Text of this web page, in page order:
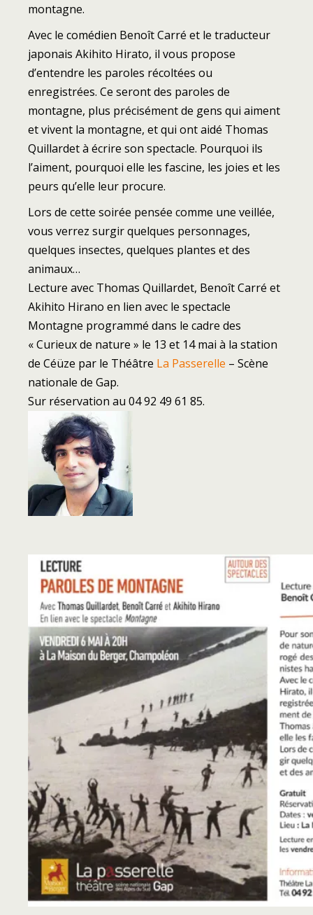
montagne.
Avec le comédien Benoît Carré et le traducteur
japonais Akihito Hirato, il vous propose
d’entendre les paroles récoltées ou
enregistrées. Ce seront des paroles de
montagne, plus précisément de gens qui aiment
et vivent la montagne, et qui ont aidé Thomas
Quillardet à écrire son spectacle. Pourquoi ils
l’aiment, pourquoi elle les fascine, les joies et les
peurs qu’elle leur procure.
Lors de cette soirée pensée comme une veillée,
vous verrez surgir quelques personnages,
quelques insectes, quelques plantes et des
animaux…
Lecture avec Thomas Quillardet, Benoît Carré et
Akihito Hirano en lien avec le spectacle
Montagne programmé dans le cadre des
« Curieux de nature » le 13 et 14 mai à la station
de Céüze par le Théâtre La Passerelle – Scène
nationale de Gap.
Sur réservation au 04 92 49 61 85.